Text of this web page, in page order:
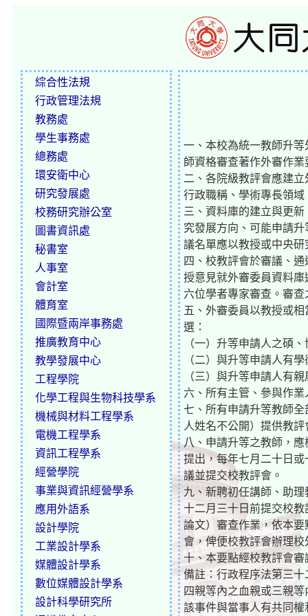
綜合性法規
行政管理法規
教務處
學生事務處
總務處
環安衛中心
研究發展處
校務研究辦公室
圖書資訊處
秘書室
人事室
會計室
體育室
國際暨兩岸事務處
推廣教育中心
教學發展中心
工程學院
化學工程與生物科技學系
機械與材料工程學系
電機工程學系
資訊工程學系
經營學院
事業與資訊經營學系
應用外語系
設計學院
工業設計學系
媒體設計學系
數位媒體設計學系
設計科學研究所
一、本校為統一教師升
師資格審查著作外審作
二、各院級教評會應建
行政職稱、學術專長領域
三、資料庫的建立與更
究發展方向、可能申請
議名單應以教授或中央
四、校教評會於審議、
授意見就外審委員資料
六位學者專家審查。審
五、外審委員以教授或
選：
（一）升等申請人之碩
（二）與升等申請人有
（三）與升等申請人有
六、所有主管、參與作
七、所有申請升等教師
人姓名不公開）提供教
八、申請升等之教師，
提出，每年七月二十日
議並提交校教評會。
九、新聘初任講師、助
十二月三十日前提交校
論文）審查作業，依本
會，俾便校教評會辦理校
十、本要點經校教評會
備註：行政程序法第三
四親等內之血親或三親
該事件與當事人有共同